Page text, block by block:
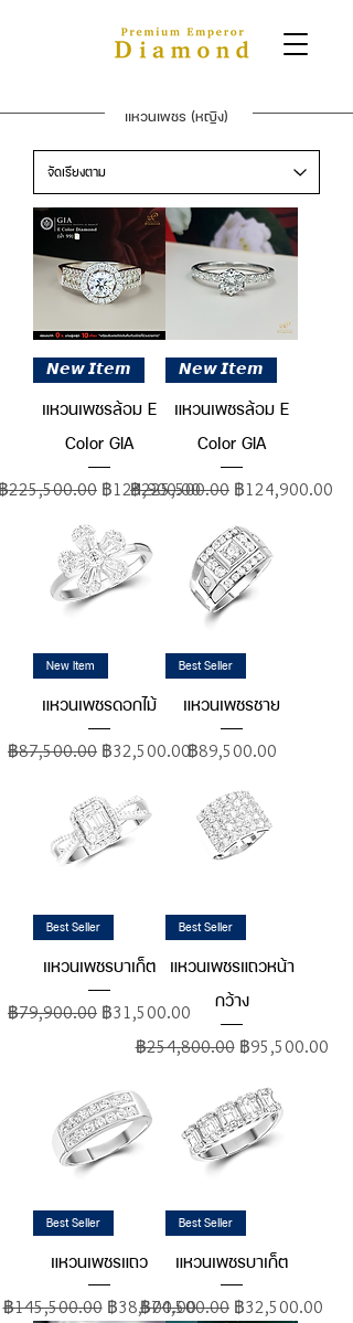
แหวนเพชร (หญิง)
𝙉𝙚𝙬 𝙄𝙩𝙚𝙢
แหวนเพชรล้อม E
Color GIA
าคาปกติ
225,500.00 ราคาขายลด
฿124,900.00
𝙉𝙚𝙬 𝙄𝙩𝙚𝙢
แหวนเพชรล้อม E
Color GIA
ราคาปกติ
฿225,500.00 ราคาขายลด
฿124,900.00
New Item
แหวนเพชรดอกไม้
ราคาปกติ
฿87,500.00 ราคาขายลด
฿32,500.00
Best Seller
แหวนเพชรชาย
ราคา
฿89,500.00
Best Seller
แหวนเพชรบาเก็ต
ราคาปกติ
฿79,900.00 ราคาขายลด
฿31,500.00
Best Seller
แหวนเพชรแถวหน้า
กว้าง
ราคาปกติ
฿254,800.00 ราคาขายลด
฿95,500.00
Best Seller
แหวนเพชรแถว
ราคาปกติ
฿145,500.00 ราคาขายลด
฿38,500.00
Best Seller
แหวนเพชรบาเก็ต
ราคาปกติ
฿74,500.00 ราคาขายลด
฿32,500.00